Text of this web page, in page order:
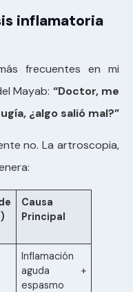
inflamatoria
frecuentes en mi
Mayab: “Doctor, me
¿algo salió mal?”
no. La artroscopia,
Causa
Principal
Inflamación
aguda +
espasmo